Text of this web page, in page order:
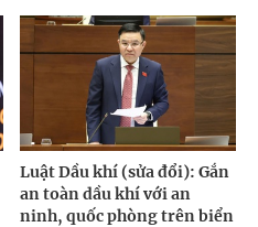
Luật Dầu khí (sửa đổi): Gắn
an toàn dầu khí với an
ninh, quốc phòng trên biển